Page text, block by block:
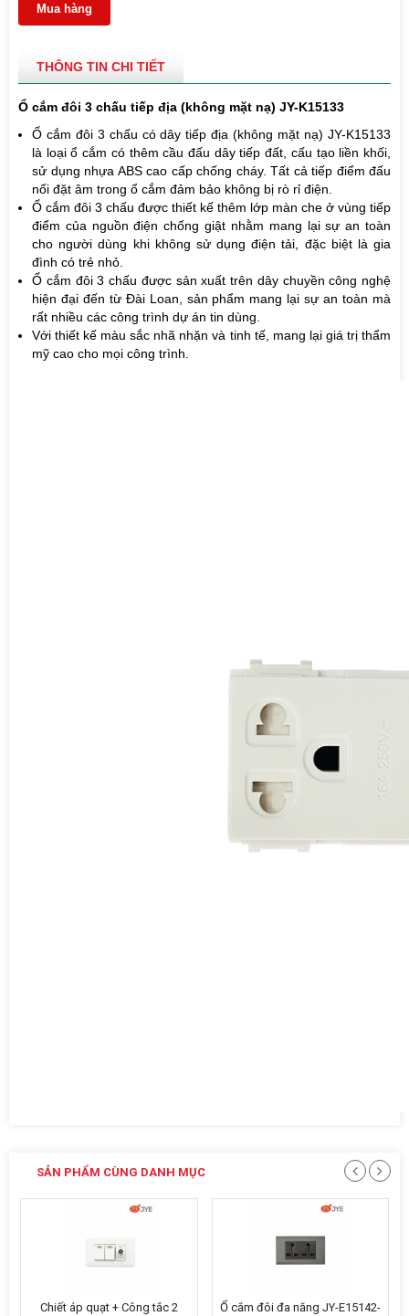
Mua hàng
THÔNG TIN CHI TIẾT
Ổ cắm đôi 3 chấu tiếp địa (không mặt nạ) JY-K15133
Ổ cắm đôi 3 chấu có dây tiếp địa (không mặt nạ) JY-K15133
là loại ổ cắm có thêm cầu đấu dây tiếp đất, cấu tạo liền khối,
sử dụng nhựa ABS cao cấp chống cháy. Tất cả tiếp điểm đấu
nối đặt âm trong ổ cắm đảm bảo không bị rò rỉ điện.
Ổ cắm đôi 3 chấu được thiết kế thêm lớp màn che ở vùng tiếp
điểm của nguồn điện chống giật nhằm mang lại sự an toàn
cho người dùng khi không sử dụng điện tải, đặc biệt là gia
đình có trẻ nhỏ.
Ổ cắm đôi 3 chấu được sản xuất trên dây chuyền công nghệ
hiện đại đến từ Đài Loan, sản phẩm mang lại sự an toàn mà
rất nhiều các công trình dự án tin dùng.
Với thiết kế màu sắc nhã nhặn và tinh tế, mang lại giá trị thẩm
mỹ cao cho mọi công trình.
SẢN PHẨM CÙNG DANH MỤC
Ổ cắm đôi đa năng JY-E15142-
Công tắc 1 phím JY-N51522